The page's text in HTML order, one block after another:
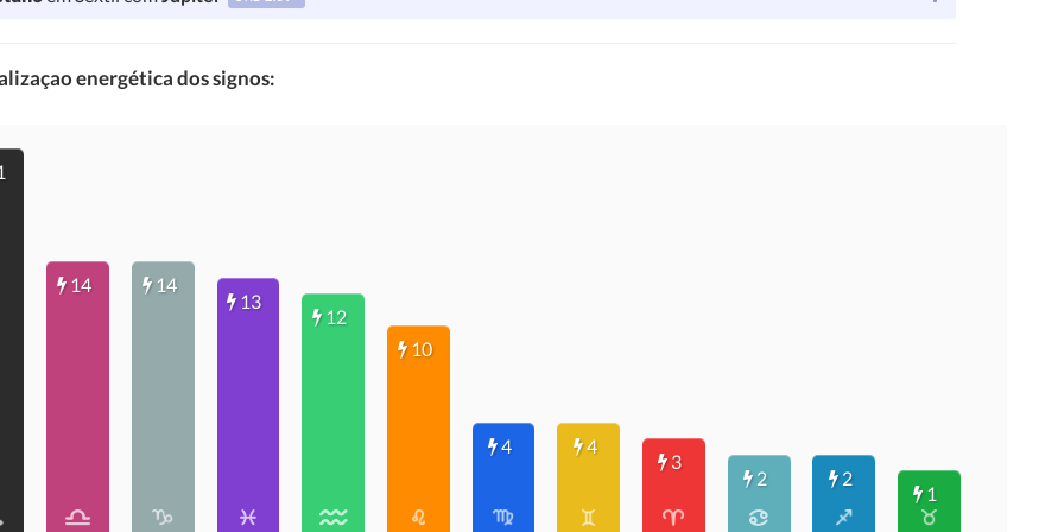
energética dos signos:
14 14
13
12
10
4 4
3
2 2
1